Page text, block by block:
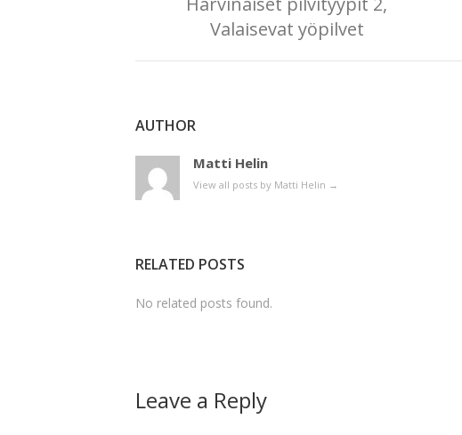
Valaisevat yöpilvet
AUTHOR
Matti Helin
View all posts by Matti Helin →
RELATED POSTS
No related posts found.
Leave a Reply